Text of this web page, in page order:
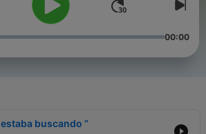
00:00
buscando “